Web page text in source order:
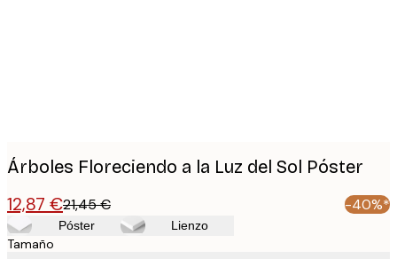
Árboles Floreciendo a la Luz del Sol Póster
12,87 €21,45 € -40%*
Póster Lienzo
Tamaño